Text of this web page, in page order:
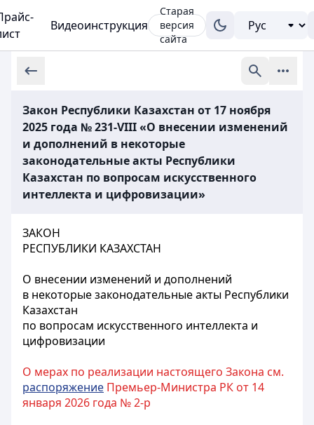
Видеоинструкция
Старая
версия
сайта
Закон Республики Казахстан от 17 ноября
2025 года № 231-VIII «О внесении изменений
и дополнений в некоторые
законодательные акты Республики
Казахстан по вопросам искусственного
интеллекта и цифровизации»
ЗАКОН
РЕСПУБЛИКИ КАЗАХСТАН
О внесении изменений и дополнений
в некоторые законодательные акты Республики
Казахстан
по вопросам искусственного интеллекта и
цифровизации
О мерах по реализации настоящего Закона см.
распоряжение Премьер-Министра РК от 14
января 2026 года № 2-р